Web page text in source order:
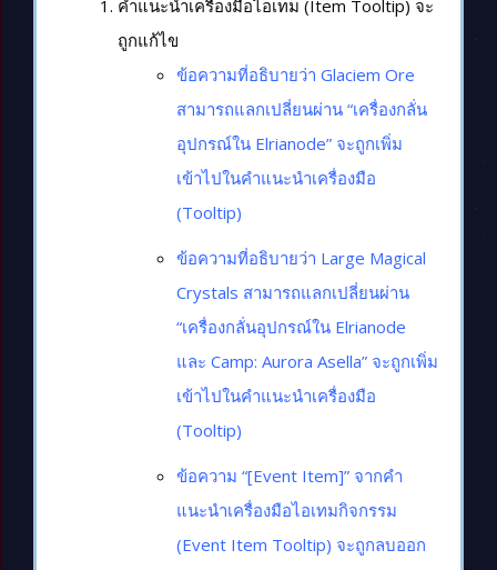
คำแนะนำเครื่องมือไอเทม (Item Tooltip) จะ
ถูกแก้ไข
ข้อความที่อธิบายว่า Glaciem Ore
สามารถแลกเปลี่ยนผ่าน “เครื่องกลั่น
อุปกรณ์ใน Elrianode” จะถูกเพิ่ม
เข้าไปในคำแนะนำเครื่องมือ
(Tooltip)
ข้อความที่อธิบายว่า Large Magical
Crystals สามารถแลกเปลี่ยนผ่าน
“เครื่องกลั่นอุปกรณ์ใน Elrianode
และ Camp: Aurora Asella” จะถูกเพิ่ม
เข้าไปในคำแนะนำเครื่องมือ
(Tooltip)
ข้อความ “[Event Item]” จากคำ
แนะนำเครื่องมือไอเทมกิจกรรม
(Event Item Tooltip) จะถูกลบออก